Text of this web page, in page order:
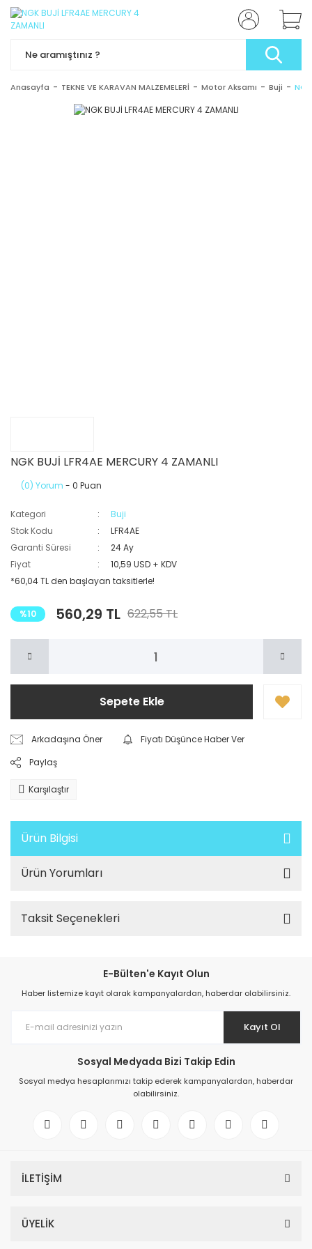
Anasayfa TEKNE VE KARAVAN MALZEMELERİ Motor Aksamı Buji
NGK BUJİ LFR4AE MERCURY 4 ZAMANLI
(0) Yorum - 0 Puan
Kategori
Buji
Stok Kodu
LFR4AE
Garanti Süresi
24 Ay
Fiyat
10,59 USD + KDV
*60,04 TL den başlayan taksitlerle!
%10 560,29 TL 622,55 TL
Sepete Ekle
Arkadaşına Öner
Fiyatı Düşünce Haber Ver
Paylaş
Karşılaştır
Ürün Bilgisi
Ürün Yorumları
Taksit Seçenekleri
E-Bülten'e Kayıt Olun
Haber listemize kayıt olarak kampanyalardan, haberdar olabilirsiniz.
Kayıt Ol
Sosyal Medyada Bizi Takip Edin
Sosyal medya hesaplarımızı takip ederek kampanyalardan, haberdar
olabilirsiniz.
İLETİŞİM
ÜYELİK